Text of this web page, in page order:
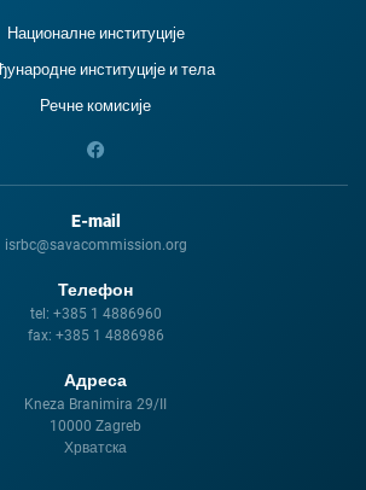
Националне институције
институције и тела
Речне комисије
E-mail
isrbc@savacommission.org
Телефон
tel: +385 1 4886960
fax: +385 1 4886986
Адреса
Kneza Branimira 29/II
10000 Zagreb
Хрватска